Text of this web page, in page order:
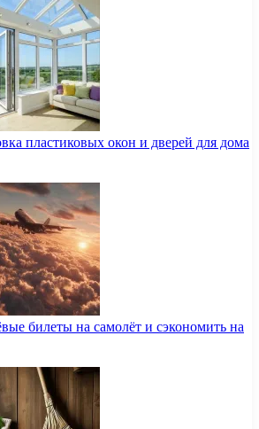
пластиковых окон и дверей для дома
билеты на самолёт и сэкономить на